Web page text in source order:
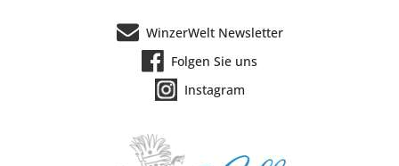
WinzerWelt Newsletter
Folgen Sie uns
Instagram